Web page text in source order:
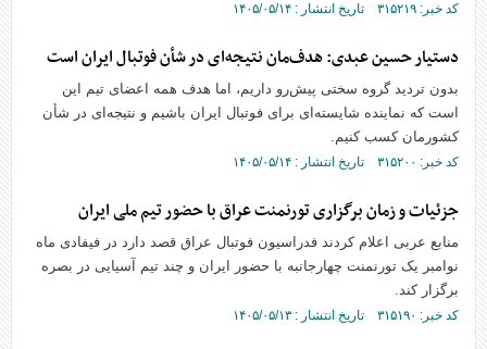
کد خبر: ۳۱۵۲۱۹ تاریخ انتشار : ۱۴۰۵/۰۵/۱۴
دستیار حسین عبدی: هدف‌مان نتیجه‌ای در شأن فوتبال ایران است
بدون تردید گروه سختی پیش‌رو داریم، اما هدف همه اعضای تیم این
است که نماینده شایسته‌ای برای فوتبال ایران باشیم و نتیجه‌ای در شأن
کشورمان کسب کنیم.
کد خبر: ۳۱۵۲۰۰ تاریخ انتشار : ۱۴۰۵/۰۵/۱۴
جزئیات و زمان برگزاری تورنمنت عراق با حضور تیم ملی ایران
منابع عربی اعلام کردند فدراسیون فوتبال عراق قصد دارد در فیفادی ماه
نوامبر یک تورنمنت چهارجانبه با حضور ایران و چند تیم آسیایی در بصره
برگزار کند.
کد خبر: ۳۱۵۱۹۰ تاریخ انتشار : ۱۴۰۵/۰۵/۱۳